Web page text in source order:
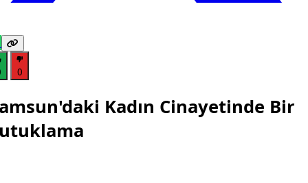
0
Kadın Cinayetinde Bir